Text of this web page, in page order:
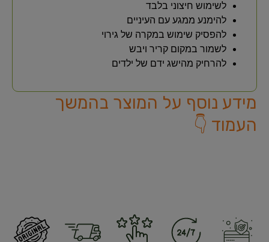
לשימוש חיצוני בלבד
להימנע ממגע עם העיניים
להפסיק שימוש במקרה של גירוי
לשמור במקום קריר ויבש
להרחיק מהישג ידם של ילדים
מידע נוסף על המוצר בהמשך
העמוד 👇